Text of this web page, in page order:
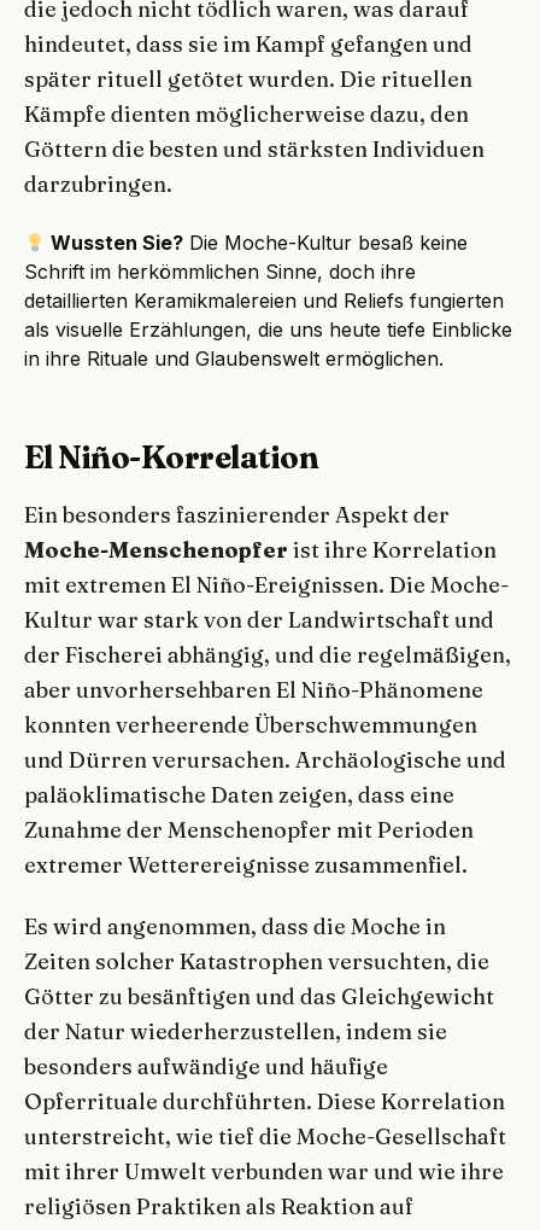
die jedoch nicht tödlich waren, was darauf
hindeutet, dass sie im Kampf gefangen und
später rituell getötet wurden. Die rituellen
Kämpfe dienten möglicherweise dazu, den
Göttern die besten und stärksten Individuen
darzubringen.
Wussten Sie? Die Moche-Kultur besaß keine
Schrift im herkömmlichen Sinne, doch ihre
detaillierten Keramikmalereien und Reliefs fungierten
als visuelle Erzählungen, die uns heute tiefe Einblicke
in ihre Rituale und Glaubenswelt ermöglichen.
El Niño-Korrelation
Ein besonders faszinierender Aspekt der
Moche-Menschenopfer ist ihre Korrelation
mit extremen El Niño-Ereignissen. Die Moche-
Kultur war stark von der Landwirtschaft und
der Fischerei abhängig, und die regelmäßigen,
aber unvorhersehbaren El Niño-Phänomene
konnten verheerende Überschwemmungen
und Dürren verursachen. Archäologische und
paläoklimatische Daten zeigen, dass eine
Zunahme der Menschenopfer mit Perioden
extremer Wetterereignisse zusammenfiel.
Es wird angenommen, dass die Moche in
Zeiten solcher Katastrophen versuchten, die
Götter zu besänftigen und das Gleichgewicht
der Natur wiederherzustellen, indem sie
besonders aufwändige und häufige
Opferrituale durchführten. Diese Korrelation
unterstreicht, wie tief die Moche-Gesellschaft
mit ihrer Umwelt verbunden war und wie ihre
religiösen Praktiken als Reaktion auf